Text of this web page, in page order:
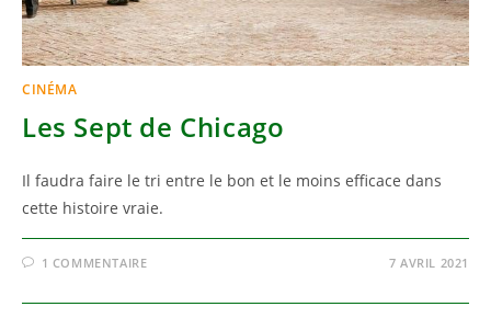
CINÉMA
Les Sept de Chicago
Il faudra faire le tri entre le bon et le moins efficace dans
cette histoire vraie.
1 COMMENTAIRE 7 AVRIL 2021